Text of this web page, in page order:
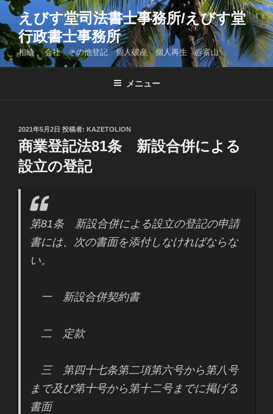
コ
ン
テ
ン
ツ
えびす堂司法書士事務所/えびす堂
行政書士事務所
相続 会社 その他登記 個人破産 個人再生 @富山
メニュー
投
稿
日:
2021年5月2日 投稿者: KAZETOLION
商業登記法81条 新設合併による
設立の登記
第81条 新設合併による設立の登記の申請
書には、次の書面を添付しなければならな
い。
一 新設合併契約書
二 定款
三 第四十七条第二項第六号から第八号
まで及び第十号から第十二号までに掲げる
書面